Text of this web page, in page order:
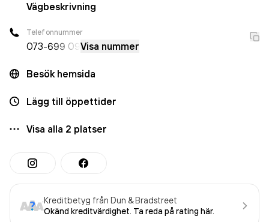
Vägbeskrivning
Telefonnummer
073-699 09 Visa nummer
Besök hemsida
Lägg till öppettider
Visa alla 2 platser
Kreditbetyg från Dun & Bradstreet
Okänd kreditvärdighet. Ta reda på rating här.